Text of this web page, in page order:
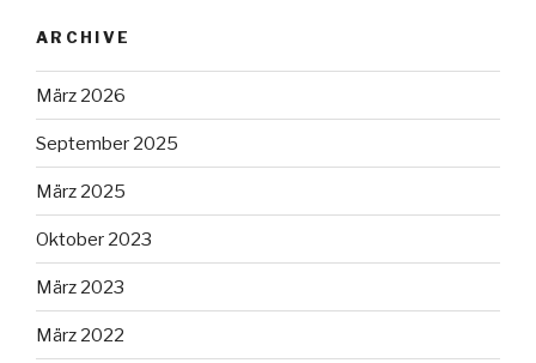
ARCHIVE
März 2026
September 2025
März 2025
Oktober 2023
März 2023
März 2022